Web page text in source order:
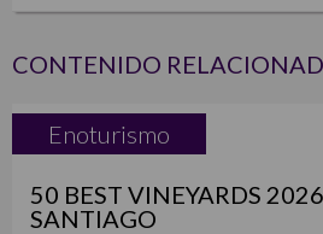
CONTENIDO
Enoturismo
50 BEST VINEYARDS
SANTIAGO